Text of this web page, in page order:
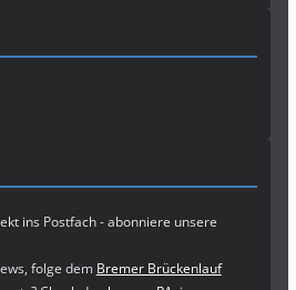
ins Postfach - abonniere unsere
folge dem Bremer Brückenlauf